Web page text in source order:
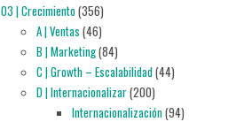
03 | Crecimiento(356)
A | Ventas (46)
B | Marketing(84)
C | Growth – Escalabilidad(44)
D | Internacionalizar(200)
Internacionalización(94)